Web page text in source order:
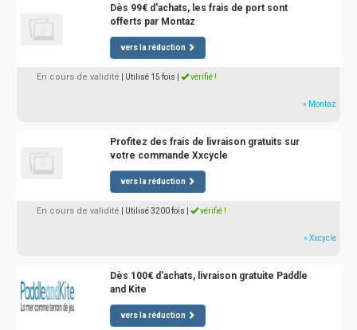
Dès 99€ d'achats, les frais de port sont
offerts par Montaz
vers la réduction
En cours de validité | Utilisé 15 fois vérifié !
» Montaz
Profitez des frais de livraison gratuits sur
votre commande Xxcycle
vers la réduction
En cours de validité | Utilisé 3200 fois vérifié !
» Xxcycle
Dès 100€ d'achats, livraison gratuite Paddle
and Kite
vers la réduction